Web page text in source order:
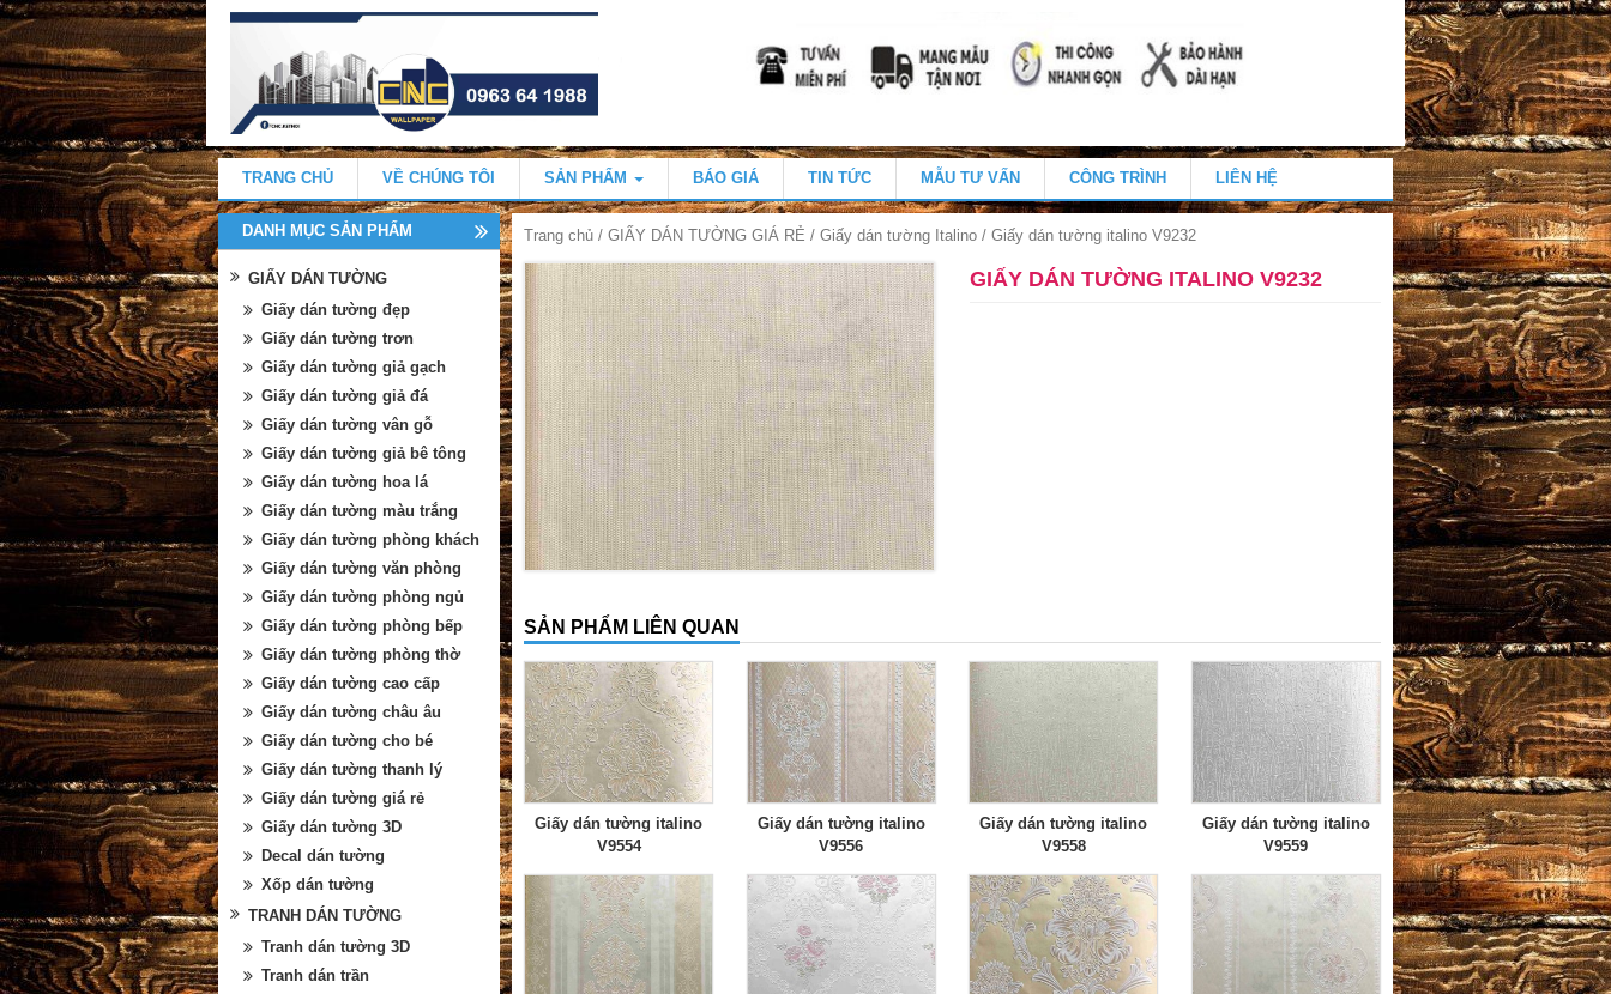
TRANG CHỦ VỀ CHÚNG TÔI SẢN PHẨM BÁO GIÁ TIN TỨC MẪU TƯ VẤN CÔNG TRÌNH LIÊN HỆ
Trang chủ / GIẤY DÁN TƯỜNG GIÁ RẺ / Giấy dán tường Italino / Giấy dán tường italino V9232
GIẤY DÁN TƯỜNG ITALINO V9232
SẢN PHẨM LIÊN QUAN
Giấy dán tường italino
V9554
Giấy dán tường italino
V9556
Giấy dán tường italino
V9558
Giấy dán tường italino
V9559
DANH MỤC SẢN PHẨM
GIẤY DÁN TƯỜNG
Giấy dán tường đẹp
Giấy dán tường trơn
Giấy dán tường giả gạch
Giấy dán tường giả đá
Giấy dán tường vân gỗ
Giấy dán tường giả bê tông
Giấy dán tường hoa lá
Giấy dán tường màu trắng
Giấy dán tường phòng khách
Giấy dán tường văn phòng
Giấy dán tường phòng ngủ
Giấy dán tường phòng bếp
Giấy dán tường phòng thờ
Giấy dán tường cao cấp
Giấy dán tường châu âu
Giấy dán tường cho bé
Giấy dán tường thanh lý
Giấy dán tường giá rẻ
Giấy dán tường 3D
Decal dán tường
Xốp dán tường
TRANH DÁN TƯỜNG
Tranh dán tường 3D
Tranh dán trần